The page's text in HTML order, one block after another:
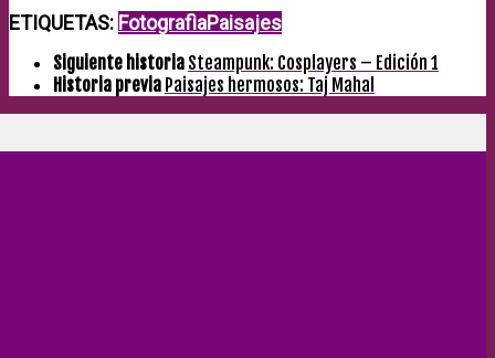
ETIQUETAS: FotografìaPaisajes
Siguiente historia Steampunk: Cosplayers – Edición 1
Historia previa Paisajes hermosos: Taj Mahal